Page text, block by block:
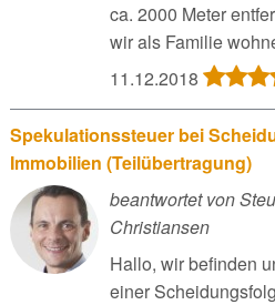
ca. 2000 Meter
wir als Familie
11.12.2018
Spekulationssteuer bei
Immobilien (Teilübertragung)
beantwortet von
Christiansen
Hallo, wir befinden
einer